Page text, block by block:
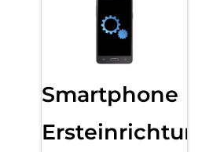
Smartphone
Ersteinrichtung